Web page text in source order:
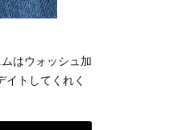
はウォッシュ加
トしてくれく